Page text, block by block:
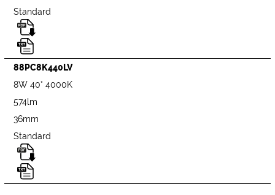
Standard
88PC8K440LV
8W 40° 4000K
574lm
36mm
Standard